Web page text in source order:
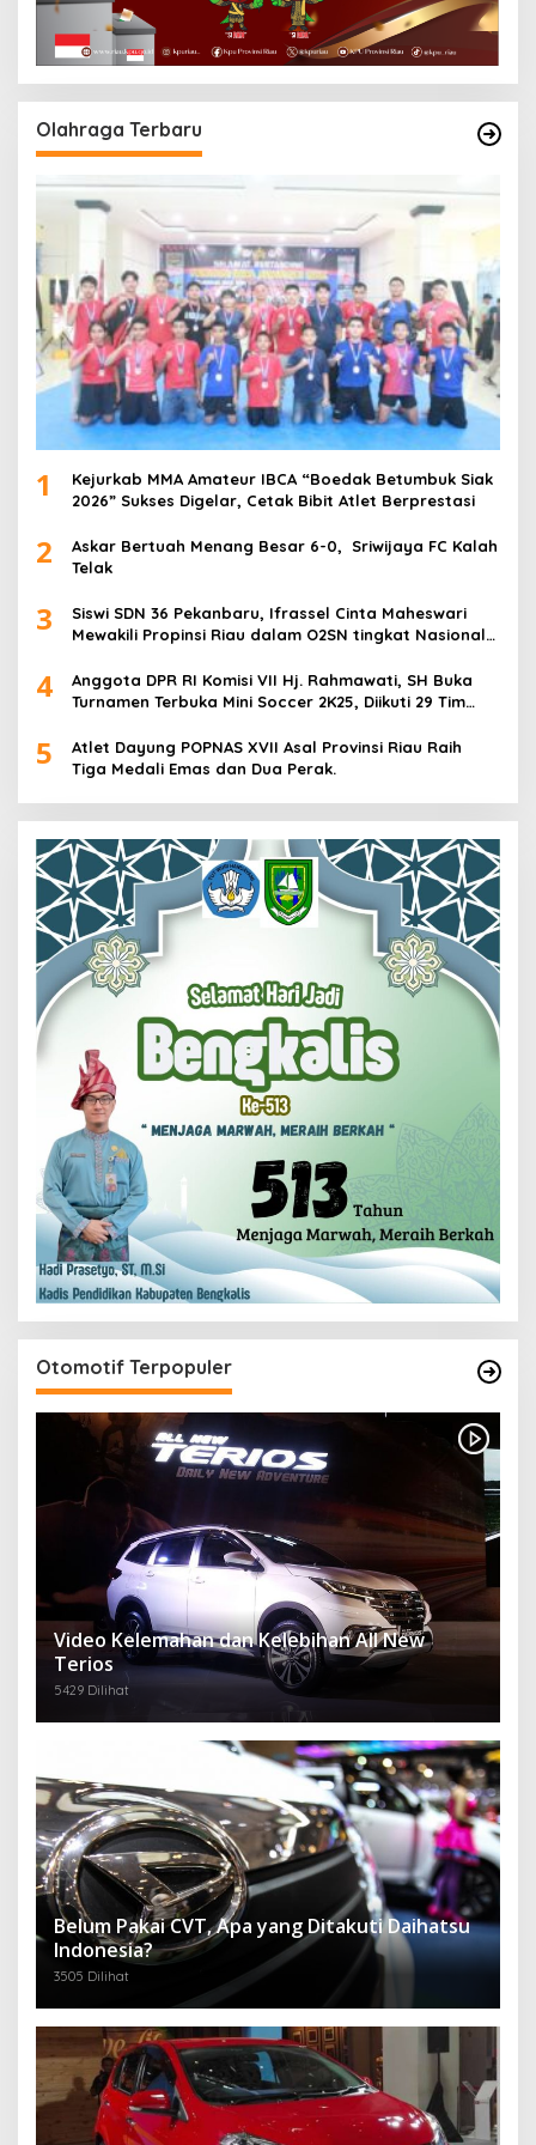
Olahraga Terbaru
1
Kejurkab MMA Amateur IBCA “Boedak Betumbuk Siak
2026” Sukses Digelar, Cetak Bibit Atlet Berprestasi
2
Askar Bertuah Menang Besar 6-0, Sriwijaya FC Kalah
Telak
3
Siswi SDN 36 Pekanbaru, Ifrassel Cinta Maheswari
Mewakili Propinsi Riau dalam O2SN tingkat Nasional
4
Anggota DPR RI Komisi VII Hj. Rahmawati, SH Buka
Turnamen Terbuka Mini Soccer 2K25, Diikuti 29 Tim
5
Atlet Dayung POPNAS XVII Asal Provinsi Riau Raih
Tiga Medali Emas dan Dua Perak.
Otomotif Terpopuler
Video Kelemahan dan Kelebihan All New
Terios
5429 Dilihat
Belum Pakai CVT, Apa yang Ditakuti Daihatsu
Indonesia?
3505 Dilihat